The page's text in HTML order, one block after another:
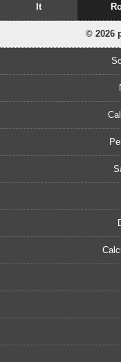
It
© 2026